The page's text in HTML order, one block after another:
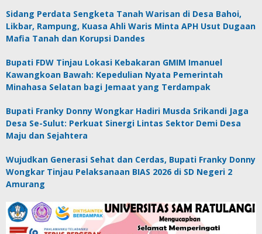
Sidang Perdata Sengketa Tanah Warisan di Desa Bahoi,
Likbar, Rampung, Kuasa Ahli Waris Minta APH Usut Dugaan
Mafia Tanah dan Korupsi Dandes
Bupati FDW Tinjau Lokasi Kebakaran GMIM Imanuel
Kawangkoan Bawah: Kepedulian Nyata Pemerintah
Minahasa Selatan bagi Jemaat yang Terdampak
Bupati Franky Donny Wongkar Hadiri Musda Srikandi Jaga
Desa Se-Sulut: Perkuat Sinergi Lintas Sektor Demi Desa
Maju dan Sejahtera
Wujudkan Generasi Sehat dan Cerdas, Bupati Franky Donny
Wongkar Tinjau Pelaksanaan BIAS 2026 di SD Negeri 2
Amurang